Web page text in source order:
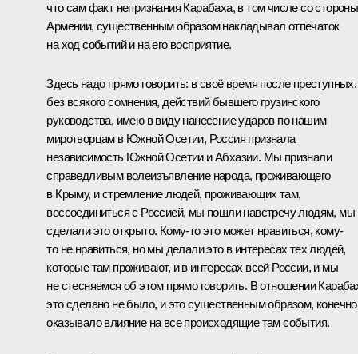
что сам факт непризнания Карабаха, в том числе со стороны
Армении, существенным образом накладывал отпечаток
на ход событий и на его восприятие.
Здесь надо прямо говорить: в своё время после преступных,
без всякого сомнения, действий бывшего грузинского
руководства, имею в виду нанесение ударов по нашим
миротворцам в Южной Осетии, Россия признала
независимость Южной Осетии и Абхазии. Мы признали
справедливым волеизъявление народа, проживающего
в Крыму, и стремление людей, проживающих там,
воссоединиться с Россией, мы пошли навстречу людям, мы
сделали это открыто. Кому-то это может нравиться, кому-
то не нравиться, но мы делали это в интересах тех людей,
которые там проживают, и в интересах всей России, и мы
не стесняемся об этом прямо говорить. В отношении
это сделано не было, и это существенным образом,
оказывало влияние на все происходящие там события.